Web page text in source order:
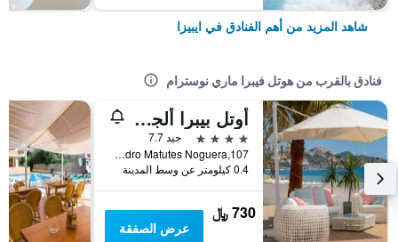
شاهد المزيد من أهم الفنادق في ايبيزا
فنادق بالقرب من هوتل فيبرا ماري نوسترام
أوتل بيبرا ألجارب
4 نجوم
جيد 7.7
Av. Pedro Matutes Noguera,107, ايبيزا, إيبيزا, أسبانيا
0.4 كيلومتر عن وسط المدينة
730 ﷼
عرض الصفقة